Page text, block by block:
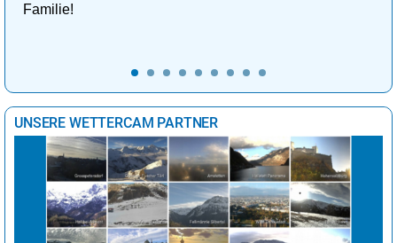
Familie!
UNSERE WETTERCAM PARTNER